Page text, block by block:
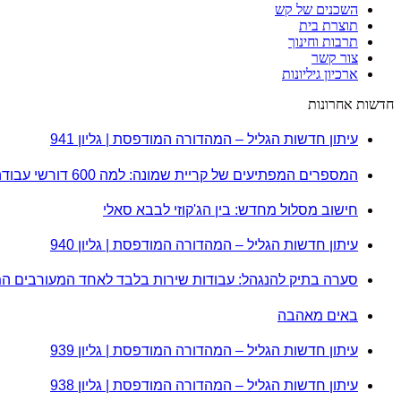
השכנים של קש
תוצרת בית
תרבות וחינוך
צור קשר
ארכיון גיליונות
חדשות אחרונות
עיתון חדשות הגליל – המהדורה המודפסת | גליון 941
המספרים המפתיעים של קריית שמונה: למה 600 דורשי עבודה הם לא מה שחשבתם?
חישוב מסלול מחדש: בין הג'קוזי לבבא סאלי
עיתון חדשות הגליל – המהדורה המודפסת | גליון 940
סערה בתיק להנגהל: עבודות שירות בלבד לאחד המעורבים
באים מאהבה
עיתון חדשות הגליל – המהדורה המודפסת | גליון 939
עיתון חדשות הגליל – המהדורה המודפסת | גליון 938